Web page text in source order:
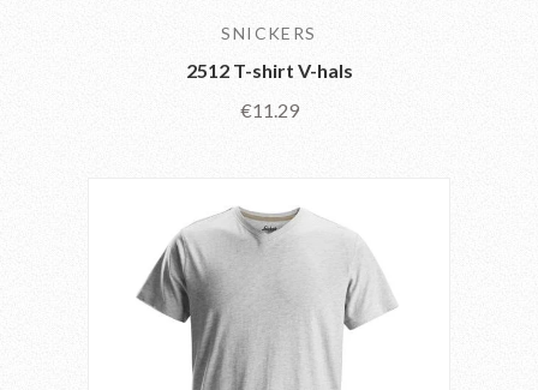
SNICKERS
2512 T-shirt V-hals
€11.29